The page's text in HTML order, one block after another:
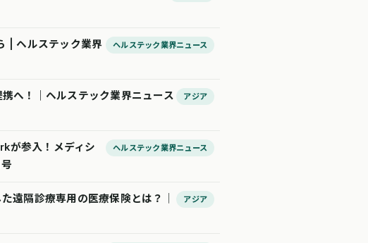
| ヘルステック業界
ヘルステック業界ニュース
へ！｜ヘルステック業界ニュース
アジア
が参入！メディシ
ヘルステック業界ニュース
遠隔診療専用の医療保険とは？│
アジア